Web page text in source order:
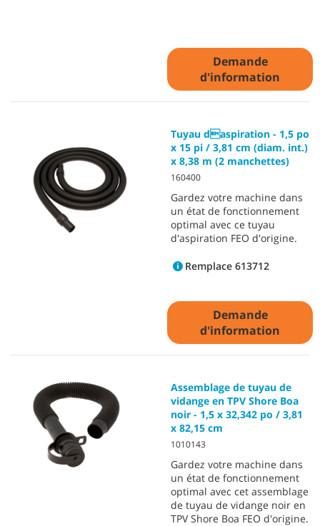
Demande
d'information
Tuyau daspiration - 1,5 po
x 15 pi / 3,81 cm (diam. int.)
x 8,38 m (2 manchettes)
160400
Gardez votre machine dans
un état de fonctionnement
optimal avec ce tuyau
d'aspiration FEO d'origine.
Remplace 613712
Demande
d'information
Assemblage de tuyau de
vidange en TPV Shore Boa
noir - 1,5 x 32,342 po / 3,81
x 82,15 cm
1010143
Gardez votre machine dans
un état de fonctionnement
optimal avec cet assemblage
de tuyau de vidange noir en
TPV Shore Boa FEO d'origine.